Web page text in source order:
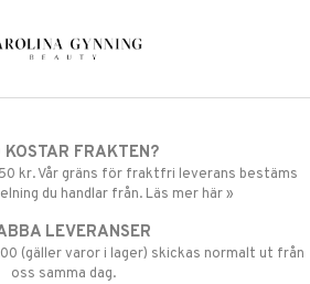
KOSTAR FRAKTEN?
kr. Vår gräns för fraktfri leverans bestäms
du handlar från. Läs mer här »
LEVERANSER
(gäller varor i lager) skickas normalt ut från
oss samma dag.